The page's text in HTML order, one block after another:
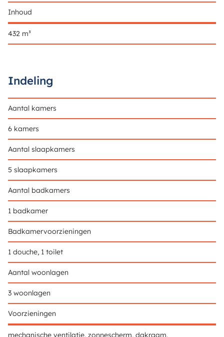
Inhoud
432 m³
Indeling
Aantal kamers
6 kamers
Aantal slaapkamers
5 slaapkamers
Aantal badkamers
1 badkamer
Badkamervoorzieningen
1 douche, 1 toilet
Aantal woonlagen
3 woonlagen
Voorzieningen
mechanische ventilatie, zonnescherm, dakraam,